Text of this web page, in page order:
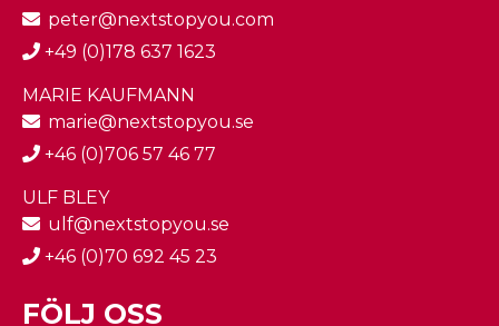
peter@nextstopyou.com
+49 (0)178 637 1623
MARIE KAUFMANN
marie@nextstopyou.se
+46 (0)706 57 46 77
ULF BLEY
ulf@nextstopyou.se
+46 (0)70 692 45 23
FÖLJ OSS